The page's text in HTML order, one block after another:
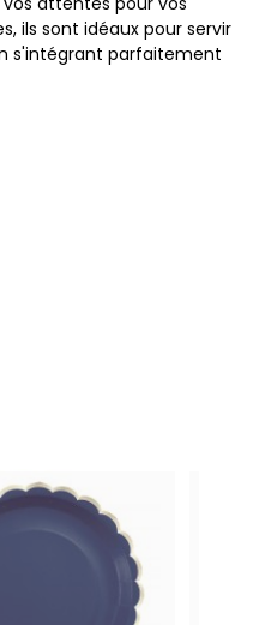
ils sont idéaux pour servir
s'intégrant parfaitement